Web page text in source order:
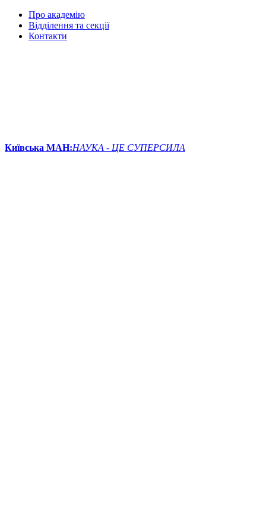
Про академію
Відділення та секції
Контакти
Київська МАН:НАУКА - ЦЕ СУПЕРСИЛА